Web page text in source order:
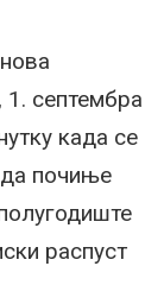
септембра
када се
почиње
распуст